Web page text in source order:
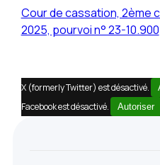
Cour de cassation, 2ème
2025, pourvoi n° 23-10.900
X (formerly Twitter) est désactivé.
Facebook est désactivé. Autoriser